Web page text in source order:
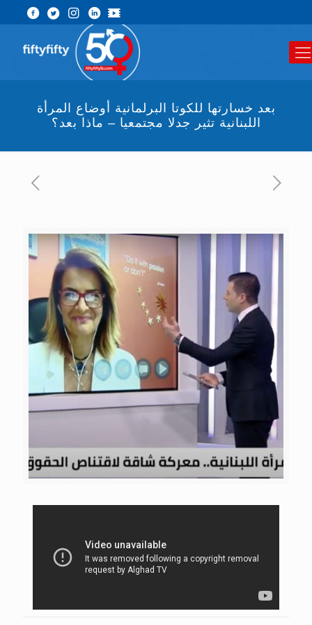
بعد خسارتها للكوتا البرلمانية أوضاع المرأة
اللبنانية تثير جدلا مجتمعيا – ماذا بعد؟